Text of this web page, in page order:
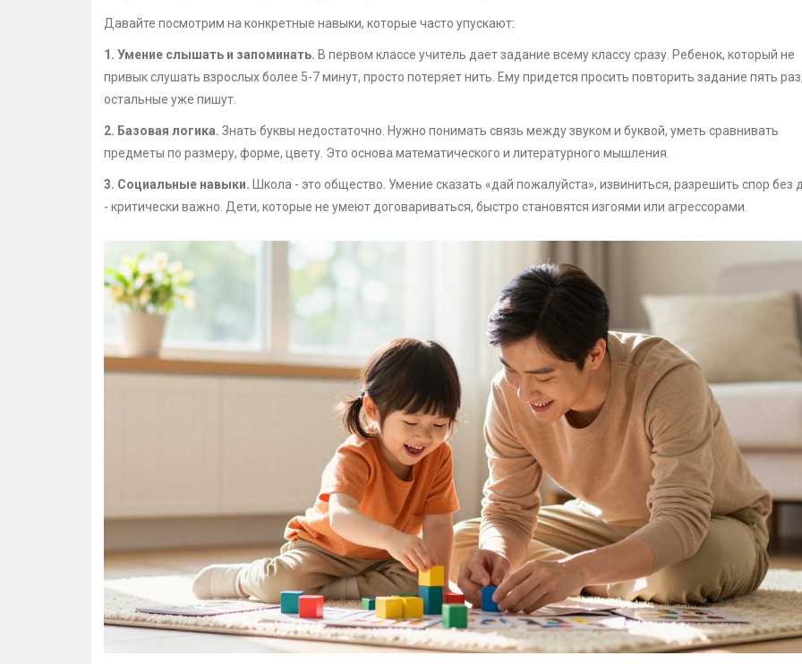
Давайте посмотрим на конкретные навыки, которые часто упускают:
1. Умение слышать и запоминать. В первом классе учитель дает задание всему классу сразу. Ребенок, который не
привык слушать взрослых более 5-7 минут, просто потеряет нить. Ему придется просить повторить задание пять
остальные уже пишут.
2. Базовая логика. Знать буквы недостаточно. Нужно понимать связь между звуком и буквой, уметь сравнивать
предметы по размеру, форме, цвету. Это основа математического и литературного мышления.
3. Социальные навыки. Школа - это общество. Умение сказать «дай пожалуйста», извиниться, разрешить спор без
- критически важно. Дети, которые не умеют договариваться, быстро становятся изгоями или агрессорами.